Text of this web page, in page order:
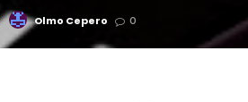
Olmo Cepero 0